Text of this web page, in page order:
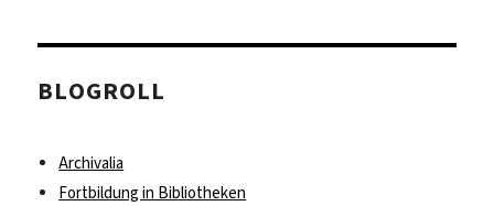
BLOGROLL
Archivalia
Fortbildung in Bibliotheken